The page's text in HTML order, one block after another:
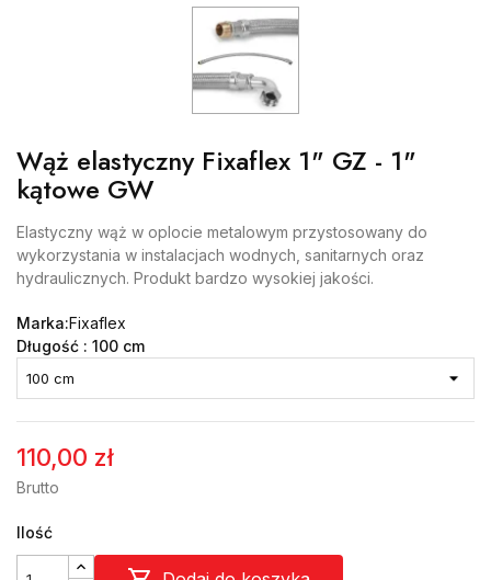
Wąż elastyczny Fixaflex 1" GZ - 1"
kątowe GW
Elastyczny wąż w oplocie metalowym przystosowany do
wykorzystania w instalacjach wodnych, sanitarnych oraz
hydraulicznych. Produkt bardzo wysokiej jakości.
Marka:Fixaflex
Długość : 100 cm
110,00 zł
Brutto
Ilość